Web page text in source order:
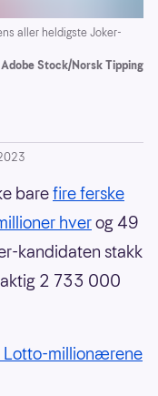
aller heldigste Joker-
Stock/Norsk Tipping
barefire ferske
hverog 49
kandidaten stakk
2 733 000
Lotto-millionærene